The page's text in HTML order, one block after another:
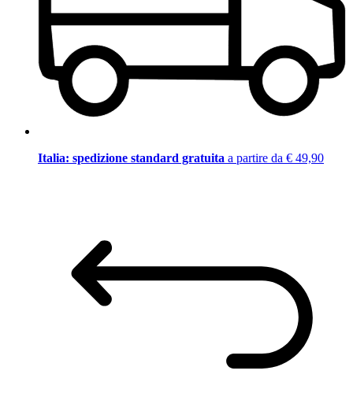
Italia: spedizione standard gratuita a partire da € 49,90